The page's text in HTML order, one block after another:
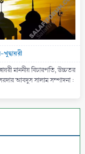
মাননীয় বিচারপতি, উচ্চতর
আবদুস সালাম সম্পাদনা :